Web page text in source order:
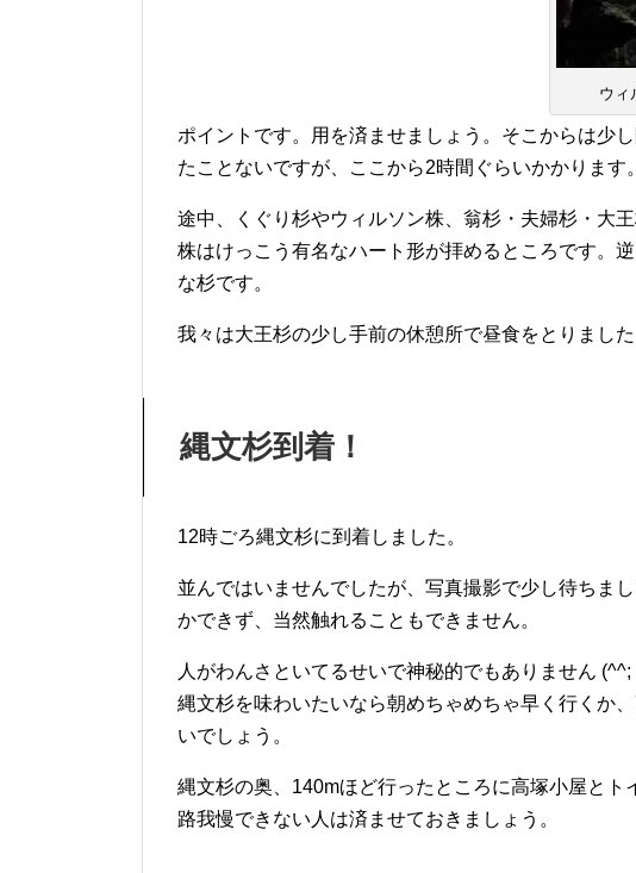
ウィ
ポイントです。用を済ませましょう。そこからは少
たことないですが、ここから2時間ぐらいかかります。
途中、くぐり杉やウィルソン株、翁杉・夫婦杉・大
株はけっこう有名なハート形が拝めるところです。
な杉です。
我々は大王杉の少し手前の休憩所で昼食をとりました
縄文杉到着！
12時ごろ縄文杉に到着しました。
並んではいませんでしたが、写真撮影で少し待ちま
かできず、当然触れることもできません。
人がわんさといてるせいで神秘的でもありません (^^;
縄文杉を味わいたいなら朝めちゃめちゃ早く行くか
いでしょう。
縄文杉の奥、140mほど行ったところに高塚小屋と
路我慢できない人は済ませておきましょう。